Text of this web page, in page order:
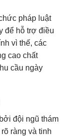
pháp luật
để hỗ trợ điều
vì thế, các
cao chất
cầu ngày
đội ngũ thám
ràng và tinh